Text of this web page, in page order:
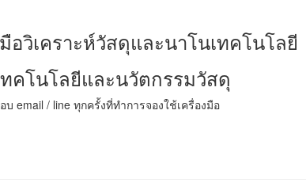
อวิเคราะห์วัสดุและนาโนเทคโนโลยี
คโนโลยีและนวัตกรรมวัสดุ
email / line ทุกครั้งที่ทำการจองใช้เครื่องมือ